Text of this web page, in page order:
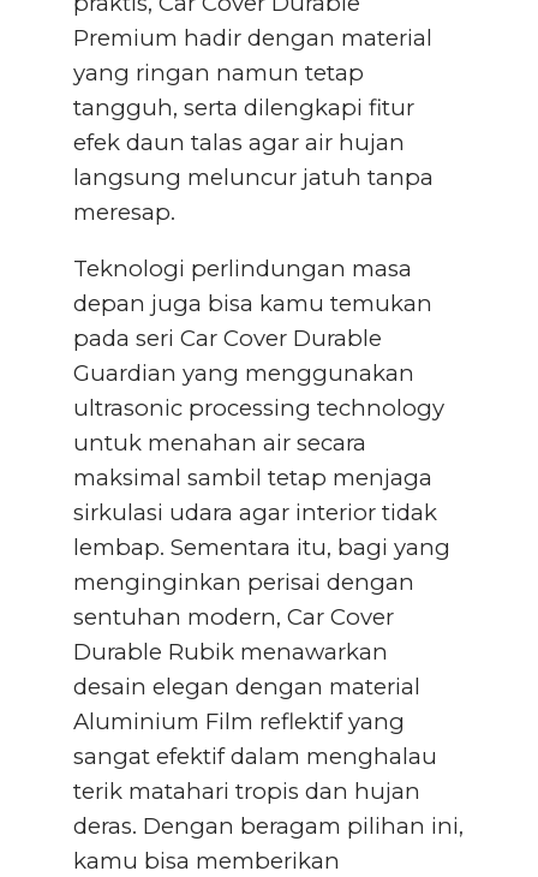
Premium hadir dengan material
yang ringan namun tetap
tangguh, serta dilengkapi fitur
efek daun talas agar air hujan
langsung meluncur jatuh tanpa
meresap.
Teknologi perlindungan masa
depan juga bisa kamu temukan
pada seri Car Cover Durable
Guardian yang menggunakan
ultrasonic processing technology
untuk menahan air secara
maksimal sambil tetap menjaga
sirkulasi udara agar interior tidak
lembap. Sementara itu, bagi yang
menginginkan perisai dengan
sentuhan modern, Car Cover
Durable Rubik menawarkan
desain elegan dengan material
Aluminium Film reflektif yang
sangat efektif dalam menghalau
terik matahari tropis dan hujan
deras. Dengan beragam pilihan ini,
kamu bisa memberikan